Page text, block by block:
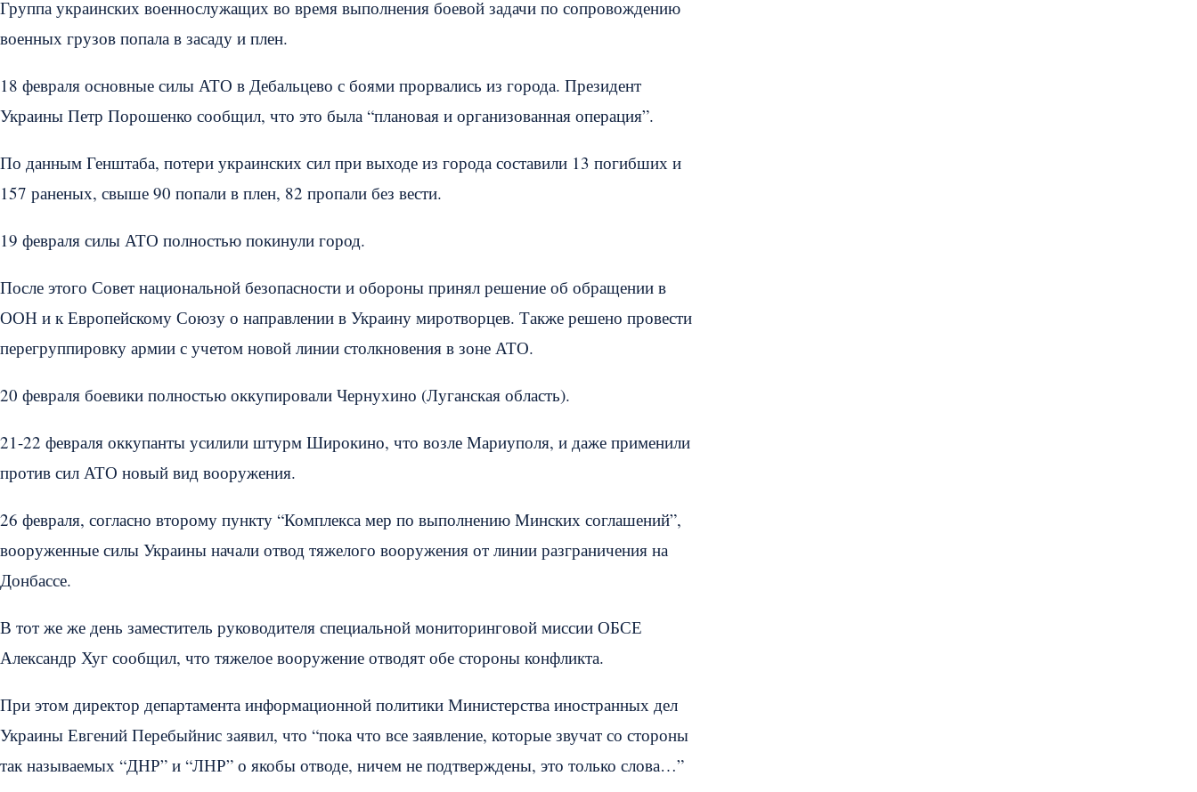
Группа украинских военнослужащих во время выполнения боевой задачи по сопровождению
военных грузов попала в засаду и плен.
18 февраля основные силы АТО в Дебальцево с боями прорвались из города. Президент
Украины Петр Порошенко сообщил, что это была “плановая и организованная операция”.
По данным Генштаба, потери украинских сил при выходе из города составили 13 погибших и
157 раненых, свыше 90 попали в плен, 82 пропали без вести.
19 февраля силы АТО полностью покинули город.
После этого Совет национальной безопасности и обороны принял решение об обращении в
ООН и к Европейскому Союзу о направлении в Украину миротворцев. Также решено провести
перегруппировку армии с учетом новой линии столкновения в зоне АТО.
20 февраля боевики полностью оккупировали Чернухино (Луганская область).
21-22 февраля оккупанты усилили штурм Широкино, что возле Мариуполя, и даже применили
против сил АТО новый вид вооружения.
26 февраля, согласно второму пункту “Комплекса мер по выполнению Минских соглашений”,
вооруженные силы Украины начали отвод тяжелого вооружения от линии разграничения на
Донбассе.
В тот же же день заместитель руководителя специальной мониторинговой миссии ОБСЕ
Александр Хуг сообщил, что тяжелое вооружение отводят обе стороны конфликта.
При этом директор департамента информационной политики Министерства иностранных дел
Украины Евгений Перебыйнис заявил, что “пока что все заявление, которые звучат со стороны
так называемых “ДНР” и “ЛНР” о якобы отводе, ничем не подтверждены, это только слова…”